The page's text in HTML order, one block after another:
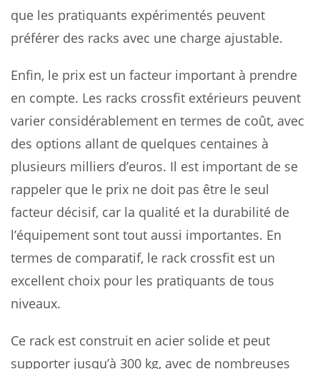
que les pratiquants expérimentés peuvent
préférer des racks avec une charge ajustable.
Enfin, le prix est un facteur important à prendre
en compte. Les racks crossfit extérieurs peuvent
varier considérablement en termes de coût, avec
des options allant de quelques centaines à
plusieurs milliers d’euros. Il est important de se
rappeler que le prix ne doit pas être le seul
facteur décisif, car la qualité et la durabilité de
l’équipement sont tout aussi importantes. En
termes de comparatif, le rack crossfit est un
excellent choix pour les pratiquants de tous
niveaux.
Ce rack est construit en acier solide et peut
supporter jusqu’à 300 kg, avec de nombreuses